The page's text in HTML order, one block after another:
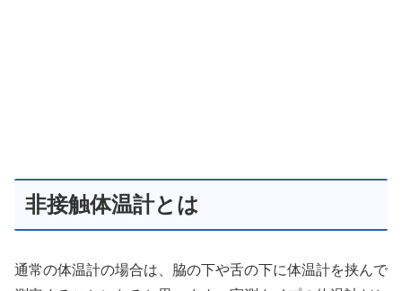
非接触体温計とは
通常の体温計の場合は、脇の下や舌の下に体温計を挟んで